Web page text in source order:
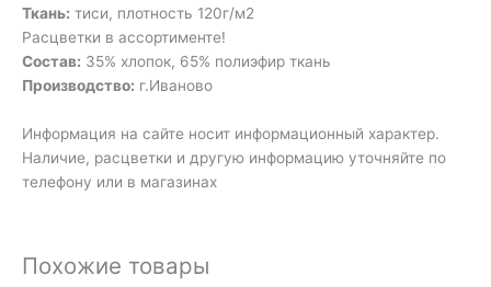
Ткань: тиси, плотность 120г/м2
Расцветки в ассортименте!
Состав: 35% хлопок, 65% полиэфир ткань
Производство: г.Иваново
Информация на сайте носит информационный характер.
Наличие, расцветки и другую информацию уточняйте по
телефону или в магазинах
Похожие товары